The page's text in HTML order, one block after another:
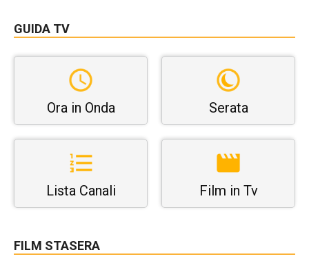
GUIDA TV
Ora in Onda Serata
Lista Canali Film in Tv
FILM STASERA